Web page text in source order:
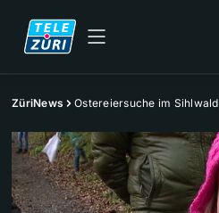
ZüriNews Ostereiersuche im Sihlwald